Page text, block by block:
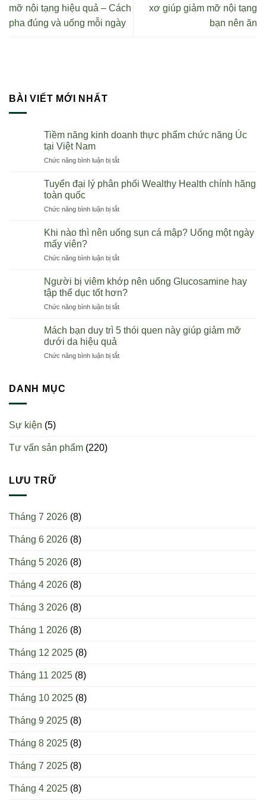
mỡ nội tạng hiệu quả – Cách
pha đúng và uống mỗi ngày
xơ giúp giảm mỡ nội tạng
bạn nên ăn
BÀI VIẾT MỚI NHẤT
Tiềm năng kinh doanh thực phẩm chức năng Úc
tại Việt Nam
Chức năng bình luận bị tắtở
năng
kinh
thực
chức
tại
Nam
Tuyển đại lý phân phối Wealthy Health chính hãng
toàn quốc
Chức năng bình luận bị tắtở
đại
phối
Health
chính
toàn
Khi nào thì nên uống sụn cá mập? Uống một ngày
mấy viên?
Chức năng bình luận bị tắtở
nào
thì
nên
uống
cá
một
Người bị viêm khớp nên uống Glucosamine hay
tập thể dục tốt hơn?
Chức năng bình luận bị tắtở
bị
nên
Mách bạn duy trì 5 thói quen này giúp giảm mỡ
dưới da hiệu quả
Chức năng bình luận bị tắtở
DANH MỤC
Sự kiện (5)
Tư vấn sản phẩm (220)
LƯU TRỮ
Tháng 7 2026 (8)
Tháng 6 2026 (8)
Tháng 5 2026 (8)
Tháng 4 2026 (8)
Tháng 3 2026 (8)
Tháng 1 2026 (8)
Tháng 12 2025 (8)
Tháng 11 2025 (8)
Tháng 10 2025 (8)
Tháng 9 2025 (8)
Tháng 8 2025 (8)
Tháng 7 2025 (8)
Tháng 4 2025 (8)